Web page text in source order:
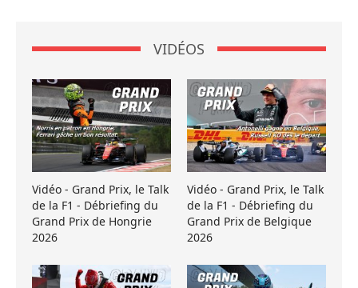
VIDÉOS
Vidéo - Grand Prix, le Talk
de la F1 - Débriefing du
Grand Prix de Hongrie
2026
Vidéo - Grand Prix, le Talk
de la F1 - Débriefing du
Grand Prix de Belgique
2026